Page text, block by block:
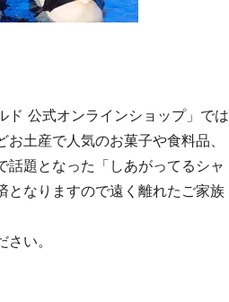
ド 公式オンラインショップ」では
土産で人気のお菓子や食料品、
題となった「しあがってるシャ
となりますので遠く離れたご家族
い。